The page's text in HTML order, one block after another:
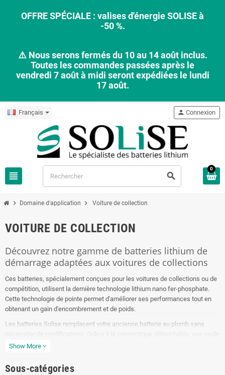
OFFRE SPÉCIALE : valises d'énergie SOLISE à
-50 %.
⚠️ Nous serons fermés du 10 au 14 août inclus.
Toutes les commandes passées après le
vendredi 7 août à midi seront expédiées le lundi
17 août.
Français
view_headline search
person Connexion
0
chevron_right Domaine d'application chevron_right Voiture de collection
VOITURE DE COLLECTION
Découvrez notre gamme de batteries lithium de
démarrage adaptées aux voitures de collections
Ces batteries, spécialement conçues pour les voitures de collections ou de
compétition, utilisent la dernière technologie lithium nano fer-phosphate.
Cette technologie de pointe permet d'améliorer ses performances tout en
obtenant un gain d'encombrement et de poids.
Les batteries Solise remplacent votre ancienne batterie au plomb sans
batterie peut être utilisée pour plusieurs véhicules.
PLUS
Show More expand_more
Sous-catégories